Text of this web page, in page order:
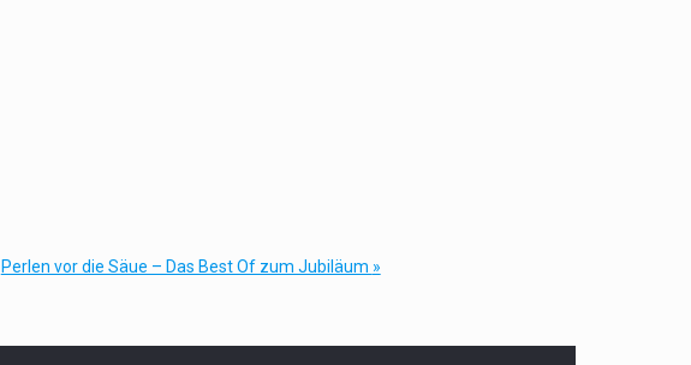
Perlen vor die Säue – Das Best Of zum Jubiläum »